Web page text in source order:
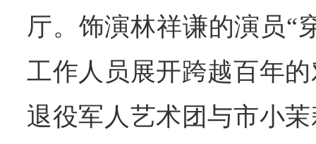
厅。饰演林祥谦的演员“
工作人员展开跨越百年
退役军人艺术团与市小